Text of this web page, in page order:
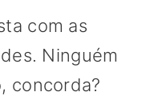
com as
Ninguém
concorda?